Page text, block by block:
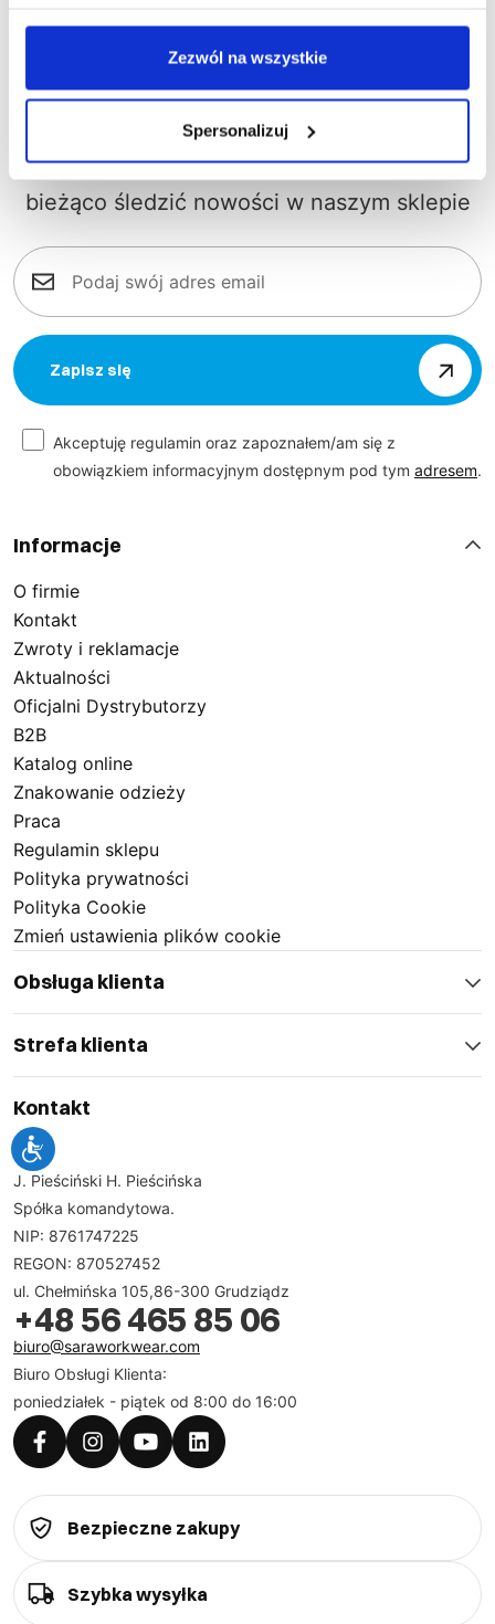
Zezwól na wszystkie
Spersonalizuj
Nasz newsletter
Zapisz się do naszego newslettera, aby na
bieżąco śledzić nowości w naszym sklepie
Zapisz się
Akceptuję regulamin oraz zapoznałem/am się z
obowiązkiem informacyjnym dostępnym pod tym adresem.
Informacje
O firmie
Kontakt
Zwroty i reklamacje
Aktualności
Oficjalni Dystrybutorzy
B2B
Katalog online
Znakowanie odzieży
Praca
Regulamin sklepu
Polityka prywatności
Polityka Cookie
Zmień ustawienia plików cookie
Obsługa klienta
Strefa klienta
Kontakt
SARA
J. Pieściński H. Pieścińska
Spółka komandytowa.
NIP: 8761747225
REGON: 870527452
ul. Chełmińska 105,86-300 Grudziądz
+48 56 465 85 06
biuro@saraworkwear.com
Biuro Obsługi Klienta:
poniedziałek - piątek od 8:00 do 16:00
Bezpieczne zakupy
Szybka wysyłka